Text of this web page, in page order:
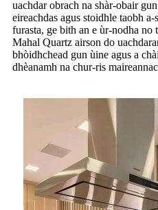
uachdar obrach na shàr-obair
eireachdas agus stoidhle taobh
furasta, ge bith an e ùr-nodha no
Mahal Quartz airson do
bhòidhchead gun ùine agus a
dhèanamh na chur-ris